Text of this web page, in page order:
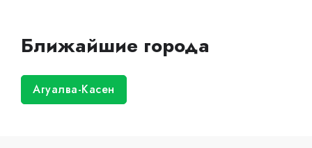
Ближайшие города
Агуалва-Касен